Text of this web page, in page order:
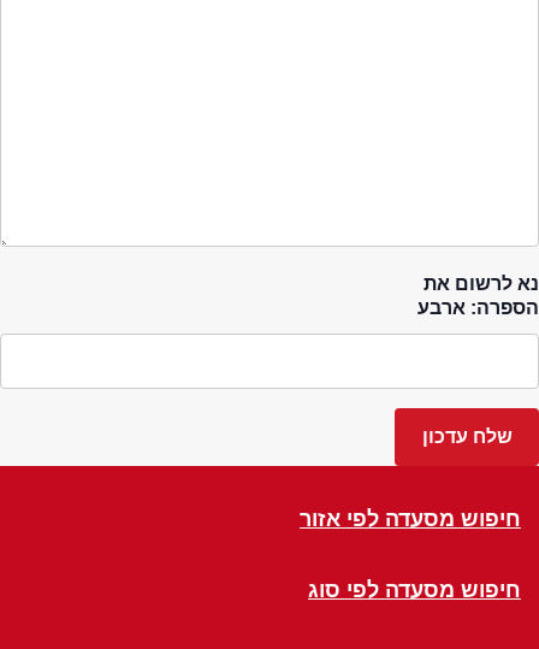
נא לרשום את
הספרה: ארבע
חיפוש מסעדה לפי אזור
חיפוש מסעדה לפי סוג